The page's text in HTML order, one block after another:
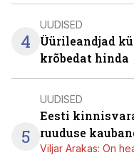
4
UUDISED
Üürileandjad
krõbedat hinda
5
UUDISED
Eesti
ruuduse
Viljar Arakas: On